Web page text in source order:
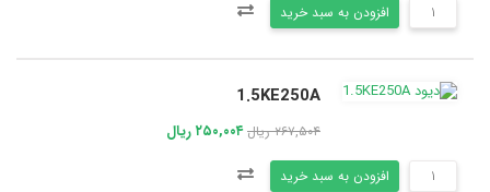
افزودن به سبد خرید
1.5KE250A
۲۶۷,۵۰۴ ریال ۲۵۰,۰۰۴ ریال
افزودن به سبد خرید